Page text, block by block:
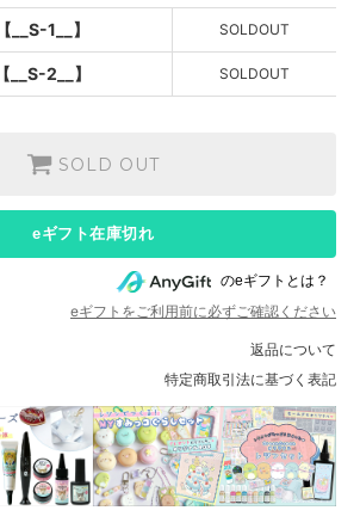
__S-1__】
SOLDOUT
__S-2__】 SOLDOUT
SOLD OUT
eギフト在庫切れ
のeギフトとは？
eギフトをご利用前に必ずご確認ください
返品について
特定商取引法に基づく表記